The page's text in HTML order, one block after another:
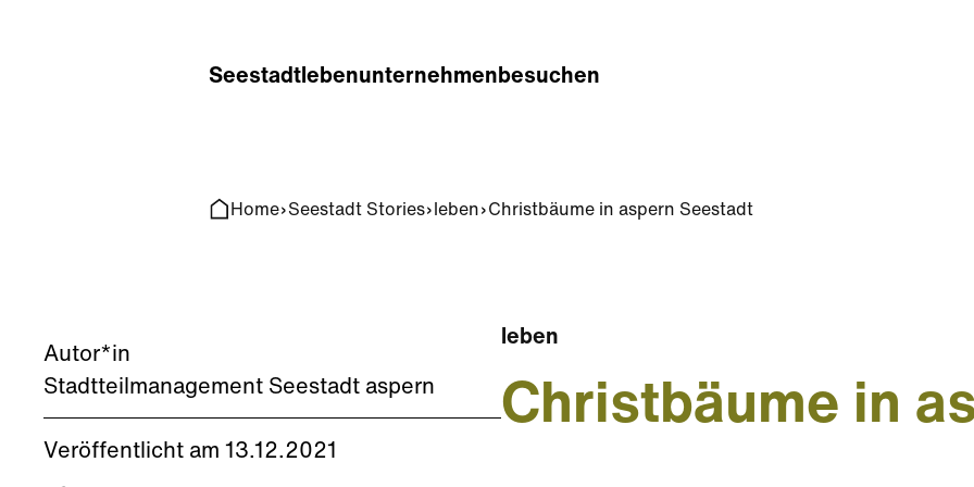
Seestadtlebenunternehmenbesuchen
Home Seestadt Stories leben Christbäume in aspern Seestadt
Autor*in
Stadtteilmanagement Seestadt aspern
Veröffentlicht am 13.12.2021
leben
Christbäume in